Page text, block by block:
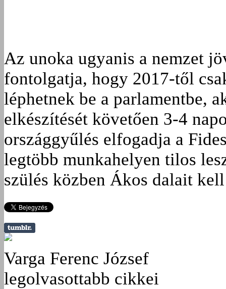
Az unoka ugyanis a nemzet
fontolgatja, hogy 2017-től
léphetnek be a parlamentbe,
elkészítését követően 3-4
országgyűlés elfogadja a
legtöbb munkahelyen tilos
szülés közben Ákos dalait
Varga Ferenc József
legolvasottabb cikkei